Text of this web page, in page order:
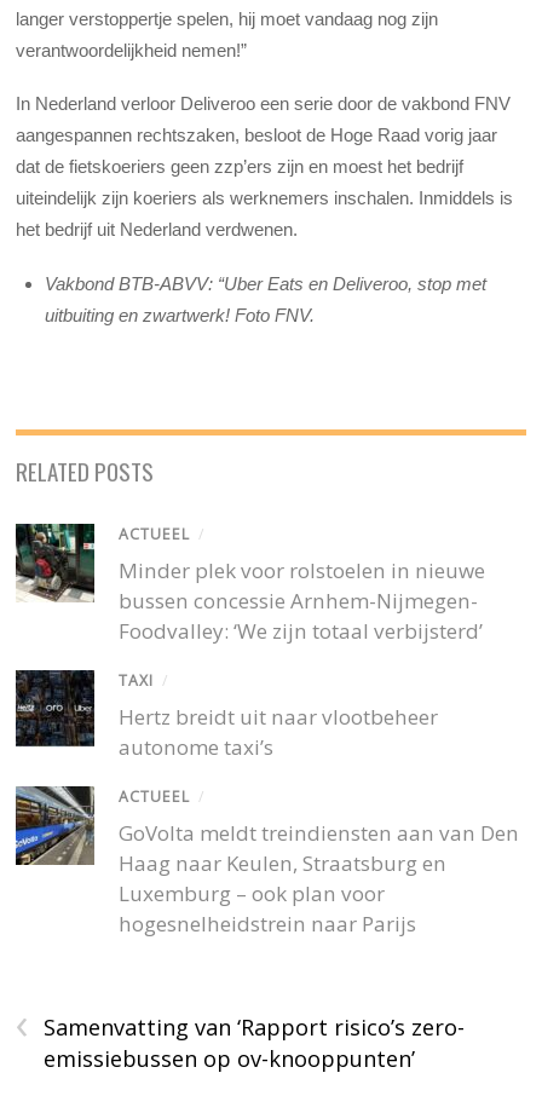
langer verstoppertje spelen, hij moet vandaag nog zijn
verantwoordelijkheid nemen!”
In Nederland verloor Deliveroo een serie door de vakbond FNV
aangespannen rechtszaken, besloot de Hoge Raad vorig jaar
dat de fietskoeriers geen zzp’ers zijn en moest het bedrijf
uiteindelijk zijn koeriers als werknemers inschalen. Inmiddels is
het bedrijf uit Nederland verdwenen.
Vakbond BTB-ABVV: “Uber Eats en Deliveroo, stop met
uitbuiting en zwartwerk! Foto FNV.
RELATED POSTS
ACTUEEL /
Minder plek voor rolstoelen in nieuwe
bussen concessie Arnhem-Nijmegen-
Foodvalley: ‘We zijn totaal verbijsterd’
TAXI /
Hertz breidt uit naar vlootbeheer
autonome taxi’s
ACTUEEL /
GoVolta meldt treindiensten aan van Den
Haag naar Keulen, Straatsburg en
Luxemburg – ook plan voor
hogesnelheidstrein naar Parijs
‹
Samenvatting van ‘Rapport risico’s zero-
emissiebussen op ov-knooppunten’